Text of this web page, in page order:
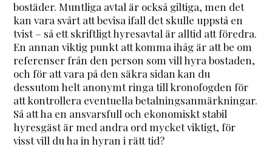
bostäder. Muntliga avtal är också giltiga, men det
kan vara svårt att bevisa ifall det skulle uppstå en
tvist – så ett skriftligt hyresavtal är alltid att föredra.
En annan viktig punkt att komma ihåg är att be om
referenser från den person som vill hyra bostaden,
och för att vara på den säkra sidan kan du
dessutom helt anonymt ringa till kronofogden för
att kontrollera eventuella betalningsanmärkningar.
Så att ha en ansvarsfull och ekonomiskt stabil
hyresgäst är med andra ord mycket viktigt, för
visst vill du ha in hyran i rätt tid?